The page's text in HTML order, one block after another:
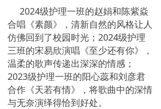
2024级护理一班的赵娟和陈紫焱
合唱《素颜》，清新自然的风格让人
仿佛回到了校园时光；2024级护理
三班的宋易欣演唱《至少还有你》，
温柔的歌声传递出深深的情感；
2023级护理一班的阳心蕊和刘彦君
合作《天若有情》，将歌曲中的深情
与无奈演绎得恰到好处。